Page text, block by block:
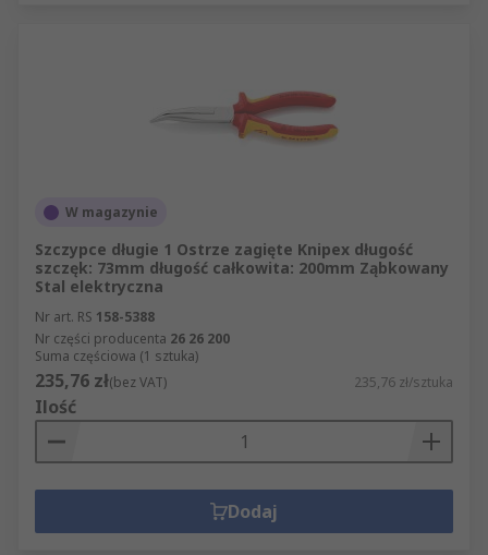
W magazynie
Szczypce długie 1 Ostrze zagięte Knipex długość
szczęk: 73mm długość całkowita: 200mm Ząbkowany
Stal elektryczna
Nr art. RS 158-5388
Nr części producenta 26 26 200
Suma częściowa (1 sztuka)
235,76 zł(bez VAT) 235,76 zł/sztuka
Ilość
Dodaj